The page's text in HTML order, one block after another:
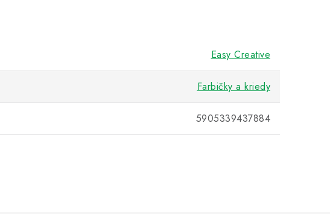
Easy Creative
Farbičky a kriedy
5905339437884